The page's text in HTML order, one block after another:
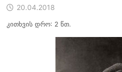
20.04.2018
კითხვის დრო: 2 წთ.